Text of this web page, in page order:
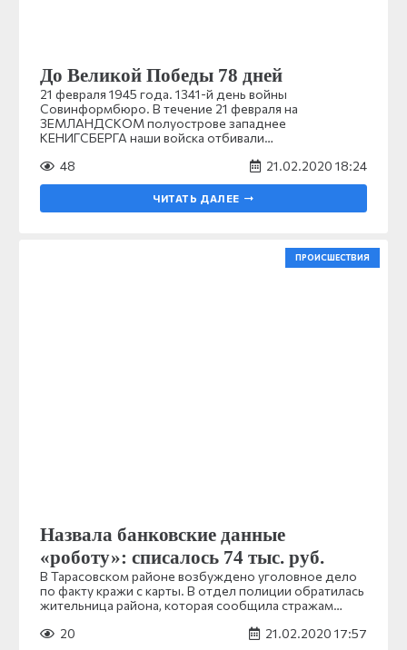
До Великой Победы 78 дней
21 февраля 1945 года. 1341-й день войны
Совинформбюро. В течение 21 февраля на
ЗЕМЛАНДСКОМ полуострове западнее
КЕНИГСБЕРГА наши войска отбивали…
48
21.02.2020 18:24
ЧИТАТЬ ДАЛЕЕ
ПРОИСШЕСТВИЯ
Назвала банковские данные
«роботу»: списалось 74 тыс. руб.
В Тарасовском районе возбуждено уголовное дело
по факту кражи с карты. В отдел полиции обратилась
жительница района, которая сообщила стражам…
20
21.02.2020 17:57